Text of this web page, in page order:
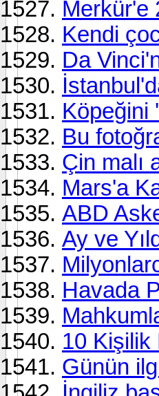
Merkür'e
Kendi
Da
Köpeğini
Bu
Çin malı
Mars'a
ABD
Ay ve
Havada
10 Kişilik
Günün